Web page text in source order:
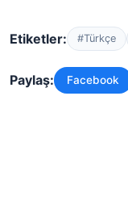
Etiketler: #Türkçe
Paylaş: Facebook